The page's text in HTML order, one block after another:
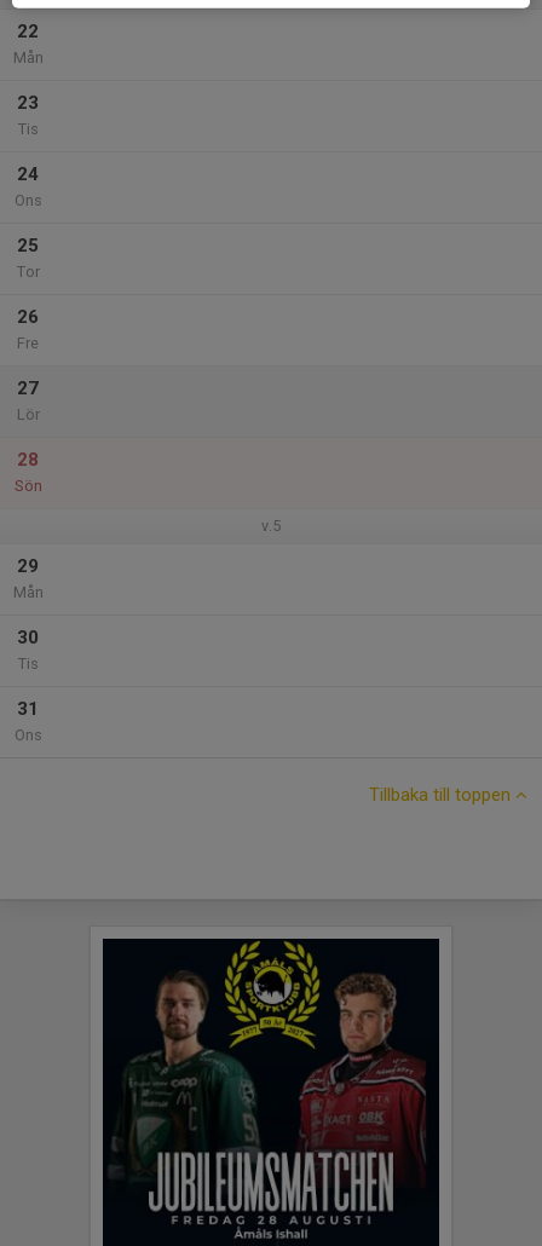
22
Mån
23
Tis
24
Ons
25
Tor
26
Fre
27
Lör
28
Sön
v.5
29
Mån
30
Tis
31
Ons
Tillbaka till toppen